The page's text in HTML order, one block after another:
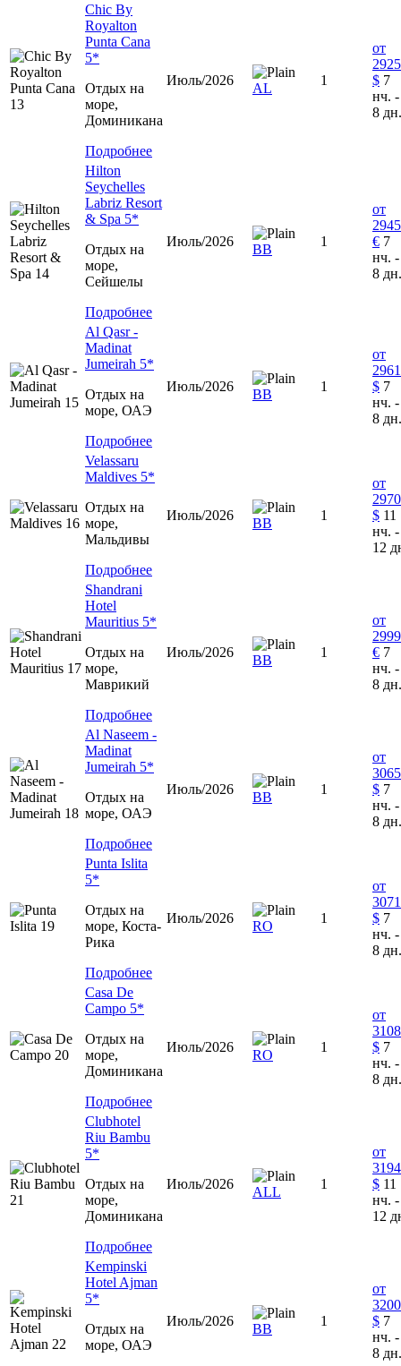
Chic By
Royalton
Punta Cana
5*
Отдых на
море,
Доминиканa
Подробнее
Июль/2026
AL
1
от
2925
$ 7
нч. -
8 дн.
Hilton
Seychelles
Labriz Resort
& Spa 5*
Отдых на
море,
Сейшелы
Подробнее
Июль/2026
ВВ
1
от
2945
€ 7
нч. -
8 дн.
Al Qasr -
Madinat
Jumeirah 5*
Отдых на
море, ОАЭ
Подробнее
Июль/2026
ВВ
1
от
2961
$ 7
нч. -
8 дн.
Velassaru
Maldives 5*
Отдых на
море,
Мальдивы
Подробнее
Июль/2026
ВВ
1
от
2970
$ 11
нч. -
12
Shandrani
Hotel
Mauritius 5*
Отдых на
море,
Маврикий
Подробнее
Июль/2026
ВВ
1
от
2999
€ 7
нч. -
8 дн.
Al Naseem -
Madinat
Jumeirah 5*
Отдых на
море, ОАЭ
Подробнее
Июль/2026
ВВ
1
от
3065
$ 7
нч. -
8 дн.
Punta Islita
5*
Отдых на
море, Коста-
Рика
Подробнее
Июль/2026
RO
1
от
3071
$ 7
нч. -
8 дн.
Casa De
Campo 5*
Отдых на
море,
Доминиканa
Подробнее
Июль/2026
RO
1
от
3108
$ 7
нч. -
8 дн.
Clubhotel
Riu Bambu
5*
Отдых на
море,
Доминиканa
Подробнее
Июль/2026
ALL
1
от
3194
$ 11
нч. -
12
Kempinski
Hotel Ajman
5*
Отдых на
море, ОАЭ
Июль/2026
ВВ
1
от
3200
$ 7
нч. -
8 дн.